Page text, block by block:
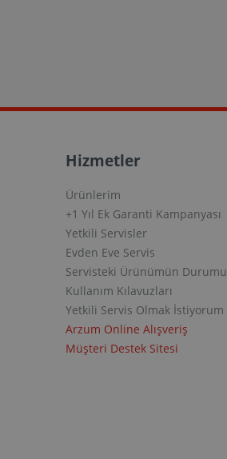
Hizmetler
Ürünlerim
+1 Yıl Ek Garanti Kampanyası
Yetkili Servisler
Evden Eve Servis
Servisteki Ürünümün Durumu
Kullanım Kılavuzları
Yetkili Servis Olmak İstiyorum
Arzum Online Alışveriş
Müşteri Destek Sitesi